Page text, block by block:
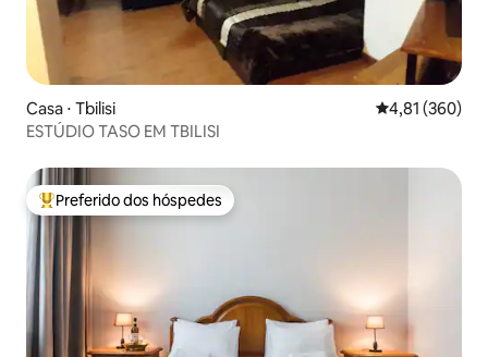
Casa ⋅ Tbilisi 4,81 de uma
4,81 (360)
ESTÚDIO TASO EM TBILISI
Entre os melhores preferidos dos hóspedes
Preferido dos hóspedes